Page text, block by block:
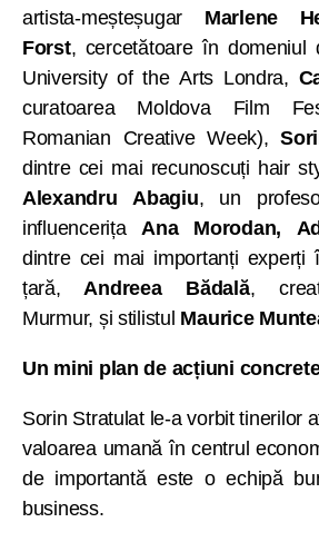
artista-meșteșugar Marlene
Forst, cercetătoare în domeniul
University of the Arts Londra,
curatoarea Moldova Film
Romanian Creative Week),
dintre cei mai recunoscuți hair
Alexandru Abagiu, un
influencerițaAna Morodan,
dintre cei mai importanți experți
țară,Andreea Bădală,
Murmur, și stilistul Maurice
Un mini plan de acțiuni
Sorin Stratulat le-a vorbit tinerilor
valoarea umană în centrul
de importantă este o echipă
business.